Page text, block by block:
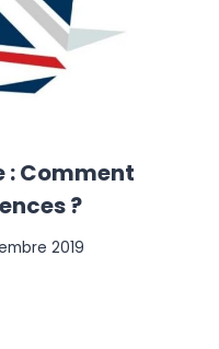
: Comment
?
2019